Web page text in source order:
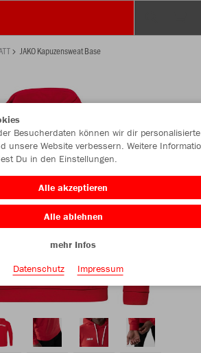
JAKO Kapuzensweat Base
Besucherdaten können wir dir personalisierte
unsere Website verbessern. Weitere
Du in den Einstellungen.
Alle akzeptieren
Alle ablehnen
mehr Infos
Datenschutz
Impressum